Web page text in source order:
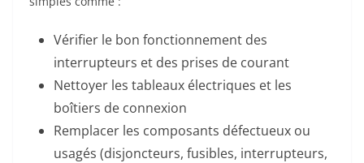
Vérifier le bon fonctionnement des
interrupteurs et des prises de courant
Nettoyer les tableaux électriques et les
boîtiers de connexion
Remplacer les composants défectueux ou
usagés (disjoncteurs, fusibles, interrupteurs,